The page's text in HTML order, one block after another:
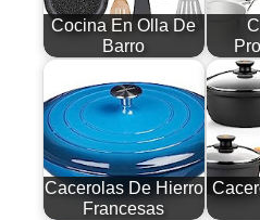
Cocina En Olla De
Barro
Cacerolas De Hierro
Francesas